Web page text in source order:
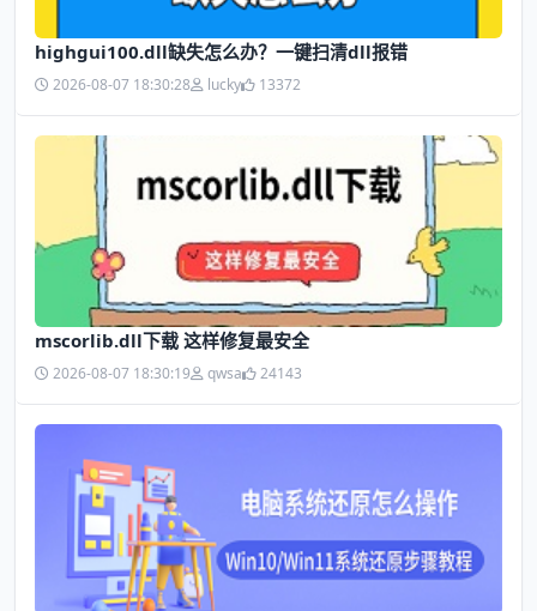
highgui100.dll缺失怎么办？一键扫清dll报错
2026-08-07 18:30:28 lucky 13372
mscorlib.dll下载 这样修复最安全
2026-08-07 18:30:19 qwsa 24143